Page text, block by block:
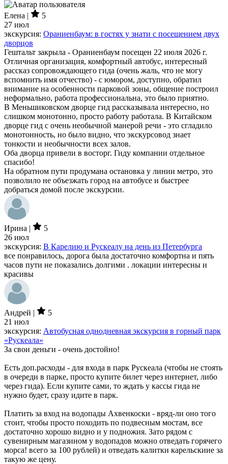
Елена |
5
27 июл
экскурсия: Ораниенбаум: в гостях у знати с посещением двух
дворцов
Гештальт закрыла - Ораниенбаум посещен 22 июля 2026 г.
Отличная организация, комфортный автобус, интересный
рассказ сопровождающего гида (очень жаль, что не могу
вспомнить имя отчество) - с юмором, доступно, обратил
внимание на особенности парковой зоны, общение построил
неформально, работа профессиональна, это было приятно.
В Меньшиковском дворце гид рассказывала интересно, но
слишком монотонно, просто работу работала. В Китайском
дворце гид с очень необычной манерой речи - это сгладило
монотонность, но было видно, что экскурсовод знает
тонкости и необычности всех залов.
Оба дворца привели в восторг. Гиду компании отдельное
спасибо!
На обратном пути продумана остановка у линии метро, это
позволило не объезжать город на автобусе и быстрее
добраться домой после экскурсии.
Ирина |
5
26 июл
экскурсия: В Карелию и Рускеалу на день из Петербурга
все понравилось, дорога была достаточно комфортна и пять
часов пути не показались долгими . локации интересны и
красивы
Андрей |
5
21 июл
экскурсия: Автобусная однодневная экскурсия в горный парк
«Рускеала»
За свои деньги - очень достойно!
Есть доп.расходы - для входа в парк Рускеала (чтобы не стоять
в очереди в парке, просто купите билет через интернет, либо
через гида). Если купите сами, то ждать у кассы гида не
нужно будет, сразу идите в парк.
Платить за вход на водопады Ахвенкоски - вряд-ли оно того
стоит, чтобы просто походить по подвесным мостам, все
достаточно хорошо видно и у подножия. Зато рядом с
сувенирным магазином у водопадов можно отведать горячего
морса! всего за 100 рублей) и отведать калитки карельскиие за
такую же цену.